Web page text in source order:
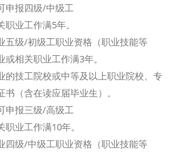
申报四级/中级工
职业工作满5年。
五级/初级工职业资格（职业技能等
相关职业工作满3年。
的技工院校或中等及以上职业院校、专
（含在读应届毕业生）。
申报三级/高级工
职业工作满10年。
四级/中级工职业资格（职业技能等